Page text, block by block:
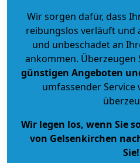
Wir sorgen dafür, dass
reibungslos verläuft und
und unbeschadet an
ankommen. Überzeugen
günstigen Angeboten
umfassender
Wir legen los, wenn Sie
von Gelsenkirchen
Sie!